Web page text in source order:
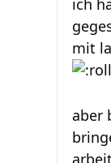
ich
mit
aber